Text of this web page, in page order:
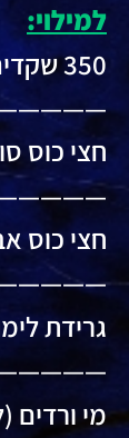
למילוי:
350 שקדים קלויים
חצי כוס
חצי כוס
גרידת
מי ורדים